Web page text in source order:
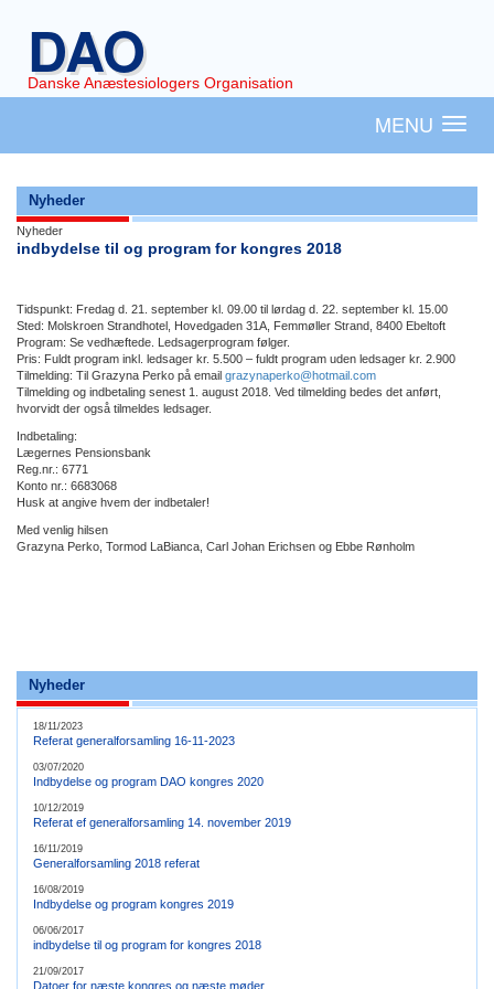
hovedindhold
DAO
Danske Anæstesiologers Organisation
Nyheder
Nyheder
indbydelse til og program for kongres 2018
Tidspunkt: Fredag d. 21. september kl. 09.00 til lørdag d. 22. september kl. 15.00
Sted: Molskroen Strandhotel, Hovedgaden 31A, Femmøller Strand, 8400 Ebeltoft
Program: Se vedhæftede. Ledsagerprogram følger.
Pris: Fuldt program inkl. ledsager kr. 5.500 – fuldt program uden ledsager kr. 2.900
Tilmelding: Til Grazyna Perko på email grazynaperko@hotmail.com
Tilmelding og indbetaling senest 1. august 2018. Ved tilmelding bedes det anført,
hvorvidt der også tilmeldes ledsager.
Indbetaling:
Lægernes Pensionsbank
Reg.nr.: 6771
Konto nr.: 6683068
Husk at angive hvem der indbetaler!
Med venlig hilsen
Grazyna Perko, Tormod LaBianca, Carl Johan Erichsen og Ebbe Rønholm
Nyheder
18/11/2023
Referat generalforsamling 16-11-2023
03/07/2020
Indbydelse og program DAO kongres 2020
10/12/2019
Referat ef generalforsamling 14. november 2019
16/11/2019
Generalforsamling 2018 referat
16/08/2019
Indbydelse og program kongres 2019
06/06/2017
indbydelse til og program for kongres 2018
21/09/2017
Datoer for næste kongres og næste møder